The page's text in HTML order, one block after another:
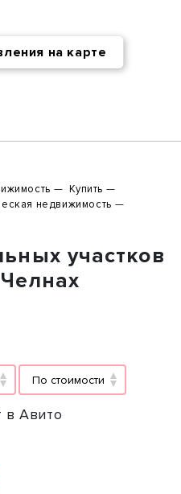
на карте
Купить
недвижимость
участков
По стоимости
в Авито